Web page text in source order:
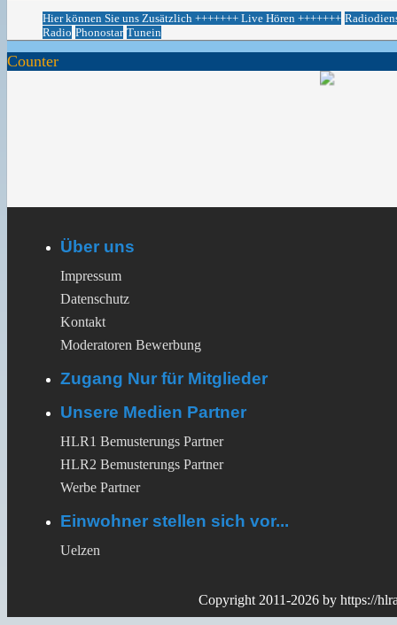
Hier können Sie uns Zusätzlich +++++++ Live Hören +++++++
Radio Phonostar Tunein
Counter
Über uns
Impressum
Datenschutz
Kontakt
Moderatoren Bewerbung
Zugang Nur für Mitglieder
Unsere Medien Partner
HLR1 Bemusterungs Partner
HLR2 Bemusterungs Partner
Werbe Partner
Einwohner stellen sich vor...
Uelzen
Copyright 2011-2026 by https://